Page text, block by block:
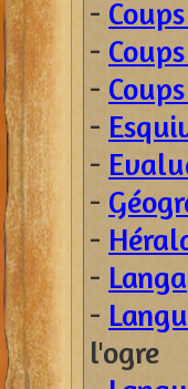
-
-
-
-
-
-
-
-
-
l'ogre